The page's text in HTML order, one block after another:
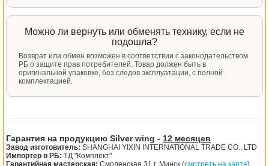
Можно ли вернуть или обменять технику, если не
подошла?
Возврат или обмен возможен в соответствии с законодательством
РБ о защите прав потребителей. Товар должен быть в
оригинальной упаковке, без следов эксплуатации, с полной
комплектацией.
Гарантия на продукцию Silver wing - 12 месяцев
Завод изготовитель: SHANGHAI YIXIN INTERNATIONAL TRADE CO., LTD
Импортер в РБ: ТД "Комплект"
Гарантийная мастерская: Смоленская 31 г. Минск (смотреть на карте)